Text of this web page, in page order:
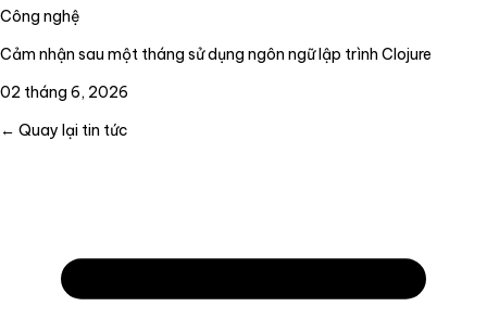
Công nghệ
Cảm nhận sau một tháng sử dụng ngôn ngữ lập trình Clojure
02 tháng 6, 2026
← Quay lại tin tức